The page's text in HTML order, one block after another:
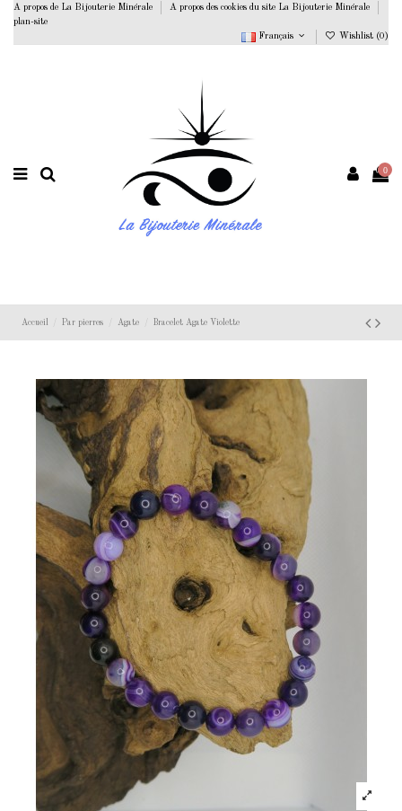
A propos de La Bijouterie Minérale
A propos des cookies du site La Bijouterie Minérale
plan-site
Français
Wishlist (0 )
0
Accueil Par pierres Agate Bracelet Agate Violette